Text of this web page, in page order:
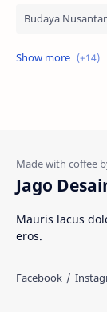
Budaya
Jasa website
Rumah Adat
Tarian Tradisional
Web freelancer
Jago
Mauris lacus
eros.